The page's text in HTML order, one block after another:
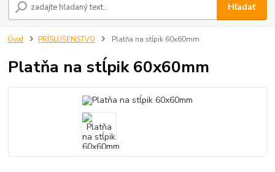
Hľadať
Úvod PRÍSLUŠENSTVO Platňa na stĺpik 60x60mm
Platňa na stĺpik 60x60mm